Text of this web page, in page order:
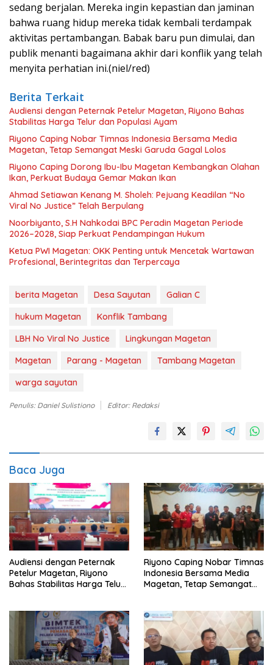
sedang berjalan. Mereka ingin kepastian dan jaminan
bahwa ruang hidup mereka tidak kembali terdampak
aktivitas pertambangan. Babak baru pun dimulai, dan
publik menanti bagaimana akhir dari konflik yang telah
menyita perhatian ini.(niel/red)
Berita Terkait
Audiensi dengan Peternak Petelur Magetan, Riyono Bahas
Stabilitas Harga Telur dan Populasi Ayam
Riyono Caping Nobar Timnas Indonesia Bersama Media
Magetan, Tetap Semangat Meski Garuda Gagal Lolos
Riyono Caping Dorong Ibu-Ibu Magetan Kembangkan Olahan
Ikan, Perkuat Budaya Gemar Makan Ikan
Ahmad Setiawan Kenang M. Sholeh: Pejuang Keadilan “No
Viral No Justice” Telah Berpulang
Noorbiyanto, S.H Nahkodai BPC Peradin Magetan Periode
2026–2028, Siap Perkuat Pendampingan Hukum
Ketua PWI Magetan: OKK Penting untuk Mencetak Wartawan
Profesional, Berintegritas dan Terpercaya
berita Magetan Desa Sayutan
Galian C
hukum Magetan
Konflik Tambang
LBH No Viral No Justice
Lingkungan Magetan
Magetan
Parang - Magetan
Tambang Magetan
warga sayutan
Penulis: Daniel Sulistiono Editor: Redaksi
Baca Juga
Audiensi dengan Peternak
Petelur Magetan, Riyono
Bahas Stabilitas Harga Telur
Riyono Caping Nobar Timnas
Indonesia Bersama Media
Magetan, Tetap Semangat